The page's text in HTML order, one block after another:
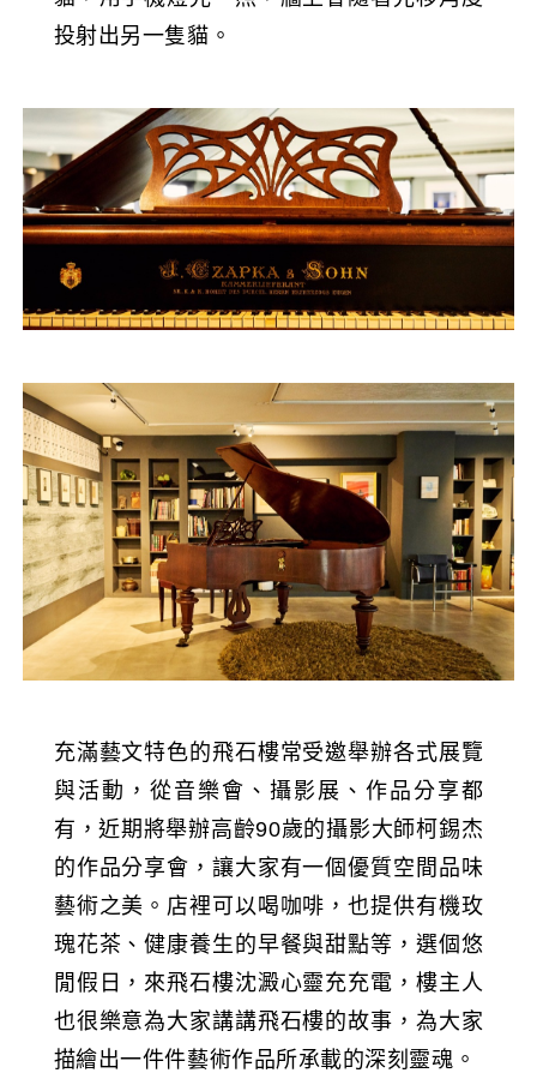
投射出另一隻貓。
充滿藝文特色的飛石樓常受邀舉辦各式展覽
與活動，從音樂會、攝影展、作品分享都
有，近期將舉辦高齡90歲的攝影大師柯錫杰
的作品分享會，讓大家有一個優質空間品味
藝術之美。店裡可以喝咖啡，也提供有機玫
瑰花茶、健康養生的早餐與甜點等，選個悠
閒假日，來飛石樓沈澱心靈充充電，樓主人
也很樂意為大家講講飛石樓的故事，為大家
描繪出一件件藝術作品所承載的深刻靈魂。